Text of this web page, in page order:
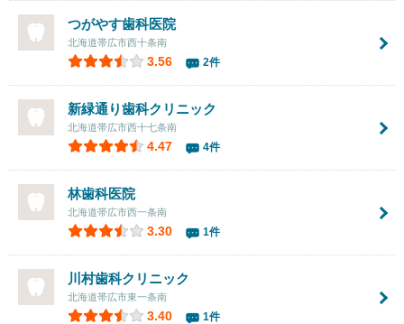
つがやす歯科医院
北海道帯広市西十条南
3.56 2件
新緑通り歯科クリニック
北海道帯広市西十七条南
4.47 4件
林歯科医院
北海道帯広市西一条南
3.30 1件
川村歯科クリニック
北海道帯広市東一条南
3.40 1件